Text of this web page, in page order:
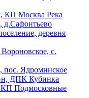
КП Москва Река
деревня
с.
Ядроминское
ДПК Кубинка
Подмосковные